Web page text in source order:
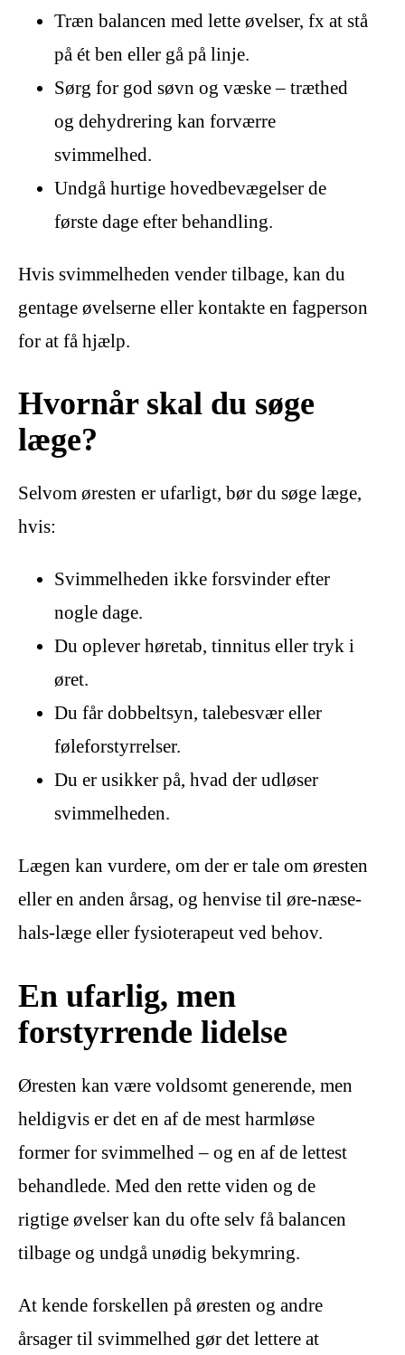
Træn balancen med lette øvelser, fx at stå
på ét ben eller gå på linje.
Sørg for god søvn og væske – træthed
og dehydrering kan forværre
svimmelhed.
Undgå hurtige hovedbevægelser de
første dage efter behandling.
Hvis svimmelheden vender tilbage, kan du
gentage øvelserne eller kontakte en fagperson
for at få hjælp.
Hvornår skal du søge
læge?
Selvom øresten er ufarligt, bør du søge læge,
hvis:
Svimmelheden ikke forsvinder efter
nogle dage.
Du oplever høretab, tinnitus eller tryk i
øret.
Du får dobbeltsyn, talebesvær eller
føleforstyrrelser.
Du er usikker på, hvad der udløser
svimmelheden.
Lægen kan vurdere, om der er tale om øresten
eller en anden årsag, og henvise til øre-næse-
hals-læge eller fysioterapeut ved behov.
En ufarlig, men
forstyrrende lidelse
Øresten kan være voldsomt generende, men
heldigvis er det en af de mest harmløse
former for svimmelhed – og en af de lettest
behandlede. Med den rette viden og de
rigtige øvelser kan du ofte selv få balancen
tilbage og undgå unødig bekymring.
At kende forskellen på øresten og andre
årsager til svimmelhed gør det lettere at